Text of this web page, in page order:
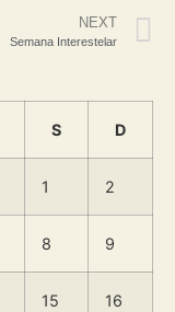
NEXT
Semana Interestelar
S D
1 2
8 9
15 16